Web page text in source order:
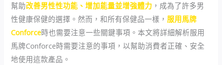
幫助改善男性性功能、增加能量並增強體力 ，成為了許多男
性健康保健的選擇。然而，和所有保健品一樣， 服用馬牌
Conforce時也需要注意一些關鍵事項。本文將詳細解析服用
馬牌Conforce時需要注意的事項，以幫助消費者正確、安全
地使用這款產品。